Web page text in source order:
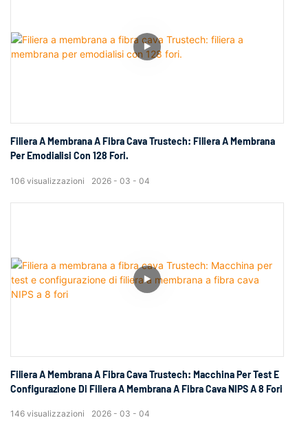
Filiera A Membrana A Fibra Cava Trustech: Filiera A Membrana
Per Emodialisi Con 128 Fori.
2026 03 04
106 visualizzazioni
Filiera A Membrana A Fibra Cava Trustech: Macchina Per Test E
Configurazione Di Filiera A Membrana A Fibra Cava NIPS A 8 Fori
2026 03 04
146 visualizzazioni